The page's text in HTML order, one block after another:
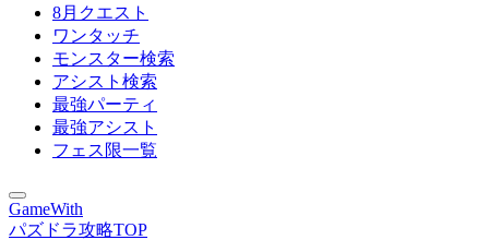
8月クエスト
ワンタッチ
モンスター検索
アシスト検索
最強パーティ
最強アシスト
フェス限一覧
GameWith
パズドラ攻略TOP